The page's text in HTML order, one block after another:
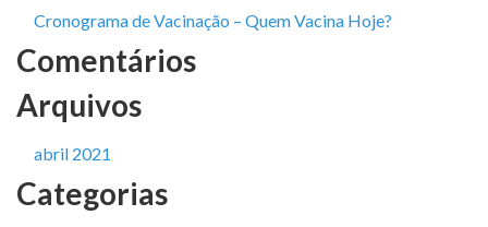
Cronograma de Vacinação – Quem Vacina Hoje?
Comentários
Arquivos
abril 2021
Categorias